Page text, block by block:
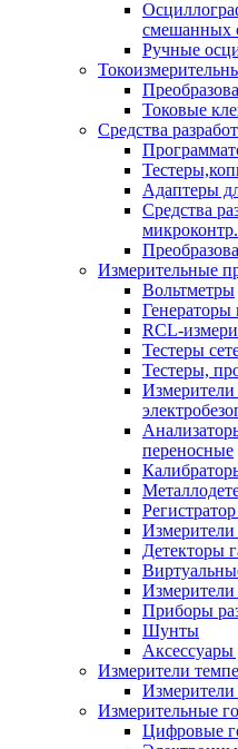
смешанных
Ручные
Токовые
Средства
Адаптеры
Cредства
микроконтр.
Измерительные
Вольтметры
Генераторы
RCL-
Тестеры
Тестеры,
Измерители
переносные
Детекторы
Измерители
Приборы
Шунты
Измерители
Измерительные
Цифровые